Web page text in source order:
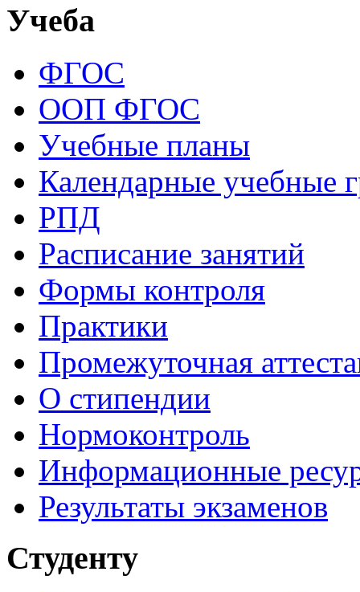
Учеба
ФГОС
ООП ФГОС
Учебные планы
Календарные учебные
РПД
Расписание занятий
Формы контроля
Практики
Промежуточная
О стипендии
Нормоконтроль
Информационные
Результаты экзаменов
Студенту